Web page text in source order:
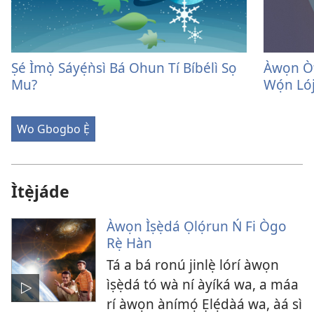
Ṣé Ìmọ̀ Sáyẹ́ǹsì Bá Ohun Tí Bíbélì Sọ
Mu?
Àwọn
Wọ́n
Wo Gbogbo Ẹ̀
Ìtẹ̀jáde
Àwọn Ìṣẹ̀dá Ọlọ́run Ń Fi Ògo
Rẹ̀ Hàn
Tá a bá ronú jinlẹ̀ lórí àwọn
ìṣẹ̀dá tó wà ní àyíká wa, a máa
rí àwọn ànímọ́ Ẹlẹ́dàá wa, àá sì